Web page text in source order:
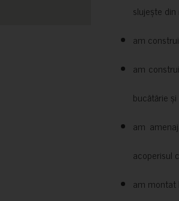
slujește
am
am
bucătărie
am
acoperisul
am montat